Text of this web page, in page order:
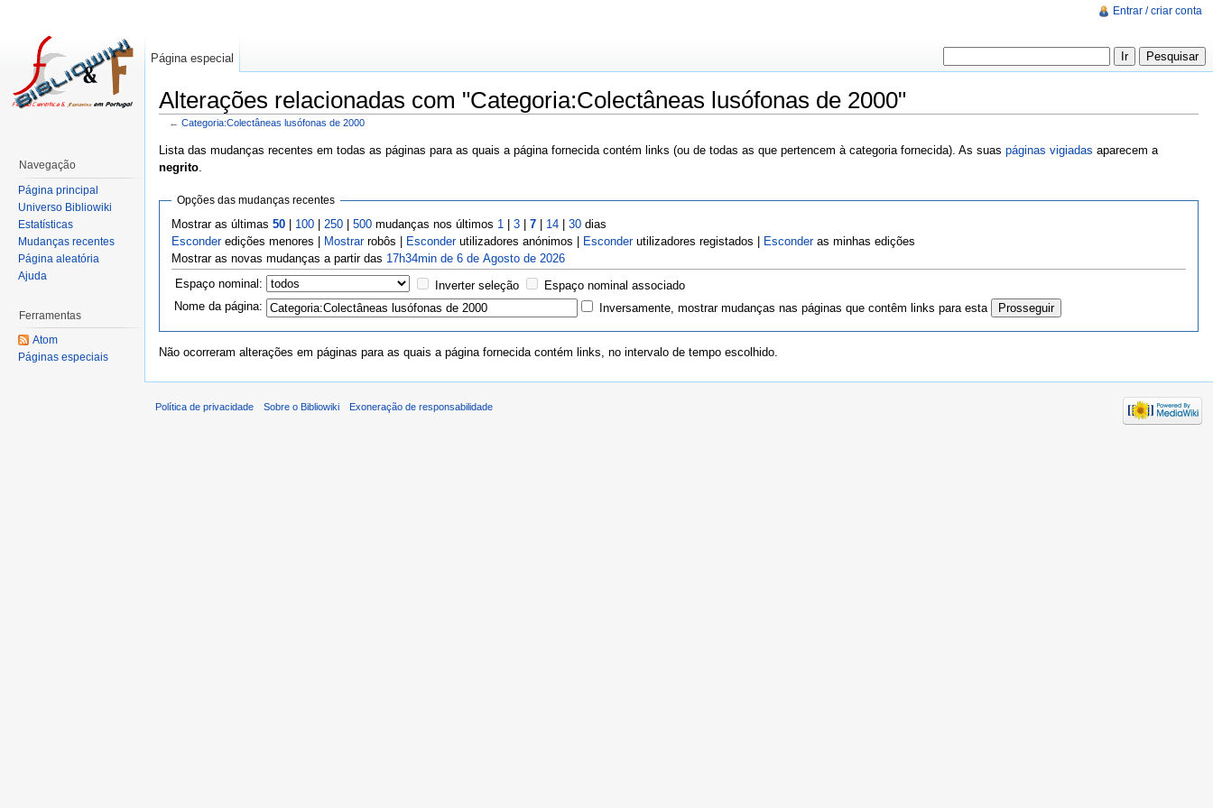
Alterações relacionadas com "Categoria:Colectâneas lusófonas de 2000"
← Categoria:Colectâneas lusófonas de 2000
Lista das mudanças recentes em todas as páginas para as quais a página fornecida contém links (ou de todas as que pertencem à categoria fornecida). As suas páginas vigiadas aparecem a
negrito
Opções das mudanças recentes
Mostrar as últimas 50| 100| 250| 500mudanças nos últimos 1 | 3| 7| 14| 30dias
Esconderedições menores | Mostrarrobôs | Esconderutilizadores anónimos | Esconderutilizadores registados | Esconderas minhas edições
Mostrar as novas mudanças a partir das 17h34min de 6 de Agosto de 2026
Espaço nominal:
Inverter seleção
Espaço nominal associado
Nome da página:
Inversamente, mostrar mudanças nas páginas que contêm links para esta
Não ocorreram alterações em páginas para as quais a página fornecida contém links, no intervalo de tempo escolhido.
Entrar / criar conta
Página especial
Navegação
Página principal
Universo Bibliowiki
Estatísticas
Mudanças recentes
Página aleatória
Ajuda
Ferramentas
Atom
Páginas especiais
Política de privacidade Sobre o Bibliowiki Exoneração de responsabilidade